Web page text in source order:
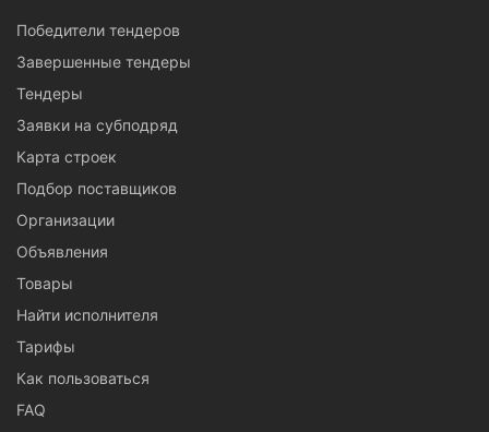
Победители тендеров
Завершенные тендеры
Тендеры
Заявки на субподряд
Карта строек
Подбор поставщиков
Организации
Объявления
Товары
Найти исполнителя
Тарифы
Как пользоваться
FAQ